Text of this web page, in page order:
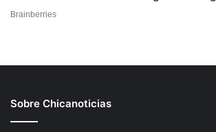
Sobre Chicanoticias